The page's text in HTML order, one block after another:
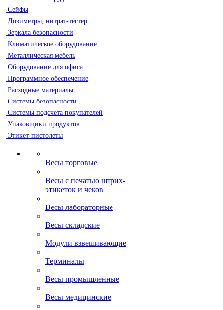
Сейфы
Дозиметры, нитрат-тестер
Зеркала безопасности
Климатическое оборудование
Металлическая мебель
Оборудование для офиса
Программное обеспечение
Расходные материалы
Системы безопасности
Системы подсчета покупателей
Упаковщики продуктов
Этикет-пистолеты
Весы торговые
Весы с печатью штрих-
этикеток и чеков
Весы лабораторные
Весы складские
Модули взвешивающие
Терминалы
Весы промышленные
Весы медицинские